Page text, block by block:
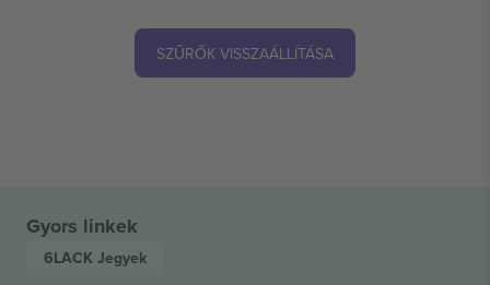
SZŰRŐK VISSZAÁLLÍTÁSA
Gyors linkek
6LACK Jegyek